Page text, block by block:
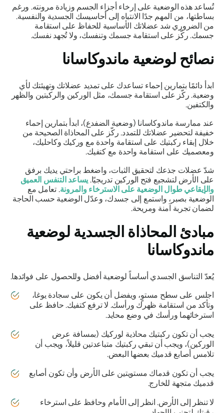
تُساعد هذه الوضعية على إرخاء أجزاء الجسم وزيادة مرونته. ورغم
بساطتها، من المهم جدًا الانتباه إلى أحاسيسك الجسدية والنفسية.
من الضروري شد عضلاتك الأساسية للحفاظ على استقامة
جسمك. ركّز على استقامة جسمك وتنفسك، ولا تُجهد نفسك.
نصائح لوضعيةماندوكاسانا
ابدأ دائمًا بتمارين إحماء تساعدك على تمديد عضلاتك وتهيئتك لأي
وضعية. ركّز على استقامة جسمك، مثل الوركين والركبتين والظهر
والكتفين.
عند ممارسةماندوكاسانا(وضعية الضفدع)، ابدأ بتمارين إحماء
خفيفة لتحضير عضلاتك للتمدد. ركّز على المحاذاة الصحيحة من
خلال إبقاء ركبتيك على استقامة واحدة مع وركيك وكاحليك،
ومعصميك على استقامة واحدة مع كتفيك.
شدّ عضلات جذعك لتحقيق الثبات، واضغط براحتي يديك برفق
على الأرض لتشجيع فتح الوركين تدريجيًا.يساعد التنفس العميق
والإيقاعي طوال الوضعية على الاسترخاء والمرونة. تعامل مع
الوضعية بصبر، واستمع إلى جسدك، وعدّل الوضعية حسب الحاجة
لضمان تجربة آمنة ومريحة.
مبادئ المحاذاة الجسدية لوضعية
ماندوكاسانا
يُعدّ التناسق الجسدي أساساً لوضعية أفضل وللحصول على فوائدها.
اجلس على سطح مستوٍ، ويفضل أن يكون على سجادة يوغا،
وتأكد من استقامة ظهرك ورأسك. لا ترفع كتفيك. حافظ على
استرخائهما ورأسك في وضع محايد.
يجب أن تكون ركبتيك محاذية لوركيك (بمسافة عرض
الوركين)، ويجب أن تبقي ركبتيك متباعدتين قليلاً، ويجب أن
تلامس أصابع قدميك بعضها البعض.
يجب أن تكون قدماك مستويتين على الأرض وأن تكون أصابع
قدميك متجهة للخارج.
لا تنظر إلى الأرض. انظر إلى الأمام وحافظ على استرخاء